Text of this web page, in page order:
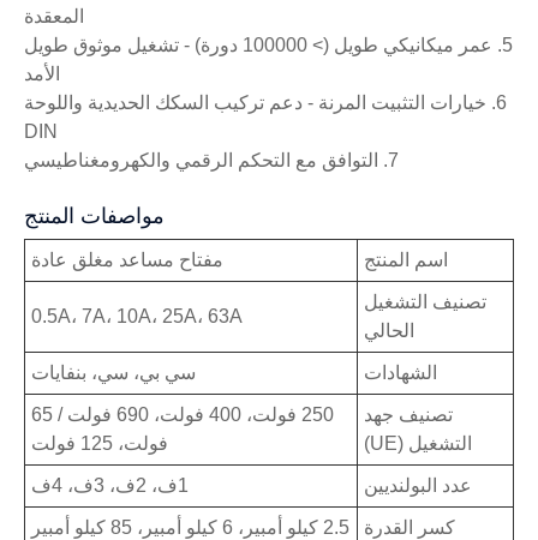
المعقدة
5. عمر ميكانيكي طويل (> 100000 دورة) - تشغيل موثوق طويل
الأمد
6. خيارات التثبيت المرنة - دعم تركيب السكك الحديدية واللوحة
DIN
7. التوافق مع التحكم الرقمي والكهرومغناطيسي
مواصفات المنتج
اسم المنتج مفتاح مساعد مغلق عادة
تصنيف التشغيل
الحالي
0.5A، ​​7A، 10A، 25A، 63A
الشهادات سي بي، سي، بنفايات
تصنيف جهد
التشغيل (UE)
250 فولت، 400 فولت، 690 فولت / 65
فولت، 125 فولت
عدد البولنديين 1ف، 2ف، 3ف، 4ف
كسر القدرة 2.5 كيلو أمبير، 6 كيلو أمبير، 85 كيلو أمبير